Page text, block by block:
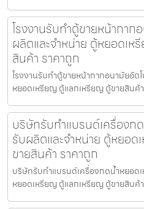
โรงงานรับทำตู้ขายหน้ากา
ผลิตและจำหน่าย ตู้หยอดเ
สินค้า ราคาถูก
โรงงานรับทำตู้ขายหน้ากากอนามัย​อั
หยอดเหรียญ ตู้แลกเหรียญ ตู้ขายสินค้
บริษัทรับทำแบรนด์เครื่องก
รับผลิตและจำหน่าย ตู้หยอ
ขายสินค้า ราคาถูก
บริษัทรับทำแบรนด์เครื่องกดน้ำ​หยอด
หยอดเหรียญ ตู้แลกเหรียญ ตู้ขายสินค้